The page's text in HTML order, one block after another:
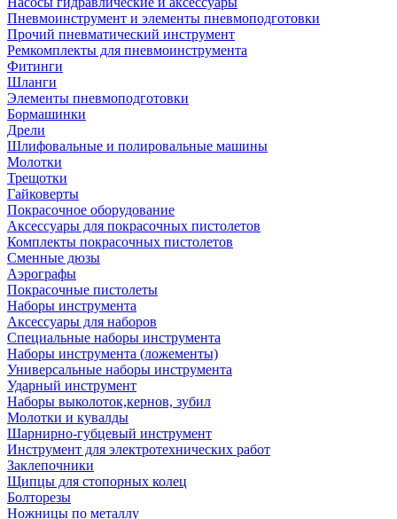
Пневмоинструмент и элементы пневмоподготовки
Прочий пневматический инструмент
Ремкомплекты для пневмоинструмента
Фитинги
Шланги
Элементы пневмоподготовки
Бормашинки
Дрели
Шлифовальные и полировальные машины
Молотки
Трещотки
Гайковерты
Покрасочное оборудование
Аксессуары для покрасочных пистолетов
Комплекты покрасочных пистолетов
Сменные дюзы
Аэрографы
Покрасочные пистолеты
Наборы инструмента
Аксессуары для наборов
Специальные наборы инструмента
Наборы инструмента (ложементы)
Универсальные наборы инструмента
Ударный инструмент
Наборы выколоток,кернов, зубил
Молотки и кувалды
Шарнирно-губцевый инструмент
Инструмент для электротехнических работ
Заклепочники
Щипцы для стопорных колец
Болторезы
Ножницы по металлу